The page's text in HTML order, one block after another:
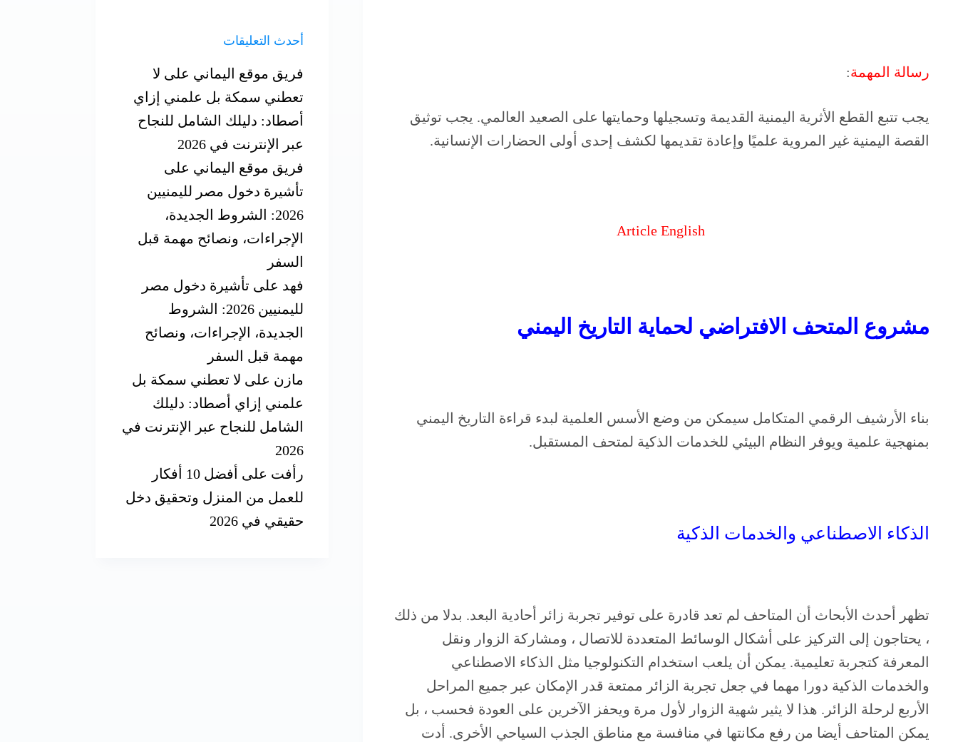
رسالة المهمة:
يجب تتبع القطع الأثرية اليمنية القديمة وتسجيلها وحمايتها على الصعيد العالمي. يجب توثيق
القصة اليمنية غير المروية علميًا وإعادة تقديمها لكشف إحدى أولى الحضارات الإنسانية.
Article English
مشروع المتحف الافتراضي لحماية التاريخ اليمني
بناء الأرشيف الرقمي المتكامل سيمكن من وضع الأسس العلمية لبدء قراءة التاريخ اليمني
بمنهجية علمية ويوفر النظام البيئي للخدمات الذكية لمتحف المستقبل.
الذكاء الاصطناعي والخدمات الذكية
تظهر أحدث الأبحاث أن المتاحف لم تعد قادرة على توفير تجربة زائر أحادية البعد. بدلا من ذلك
، يحتاجون إلى التركيز على أشكال الوسائط المتعددة للاتصال ، ومشاركة الزوار ونقل
المعرفة كتجربة تعليمية. يمكن أن يلعب استخدام التكنولوجيا مثل الذكاء الاصطناعي
والخدمات الذكية دورا مهما في جعل تجربة الزائر ممتعة قدر الإمكان عبر جميع المراحل
الأربع لرحلة الزائر. هذا لا يثير شهية الزوار لأول مرة ويحفز الآخرين على العودة فحسب ، بل
يمكن المتاحف أيضا من رفع مكانتها في منافسة مع مناطق الجذب السياحي الأخرى. أدت
أحدث التعليقات
فريق موقع اليماني على لا
تعطني سمكة بل علمني إزاي
أصطاد: دليلك الشامل للنجاح
عبر الإنترنت في 2026
فريق موقع اليماني على
تأشيرة دخول مصر لليمنيين
2026: الشروط الجديدة،
الإجراءات، ونصائح مهمة قبل
السفر
فهد على تأشيرة دخول مصر
لليمنيين 2026: الشروط
الجديدة، الإجراءات، ونصائح
مهمة قبل السفر
مازن على لا تعطني سمكة بل
علمني إزاي أصطاد: دليلك
الشامل للنجاح عبر الإنترنت في
2026
رأفت على
أفضل 10 أفكار
للعمل من المنزل وتحقيق دخل
حقيقي في 2026